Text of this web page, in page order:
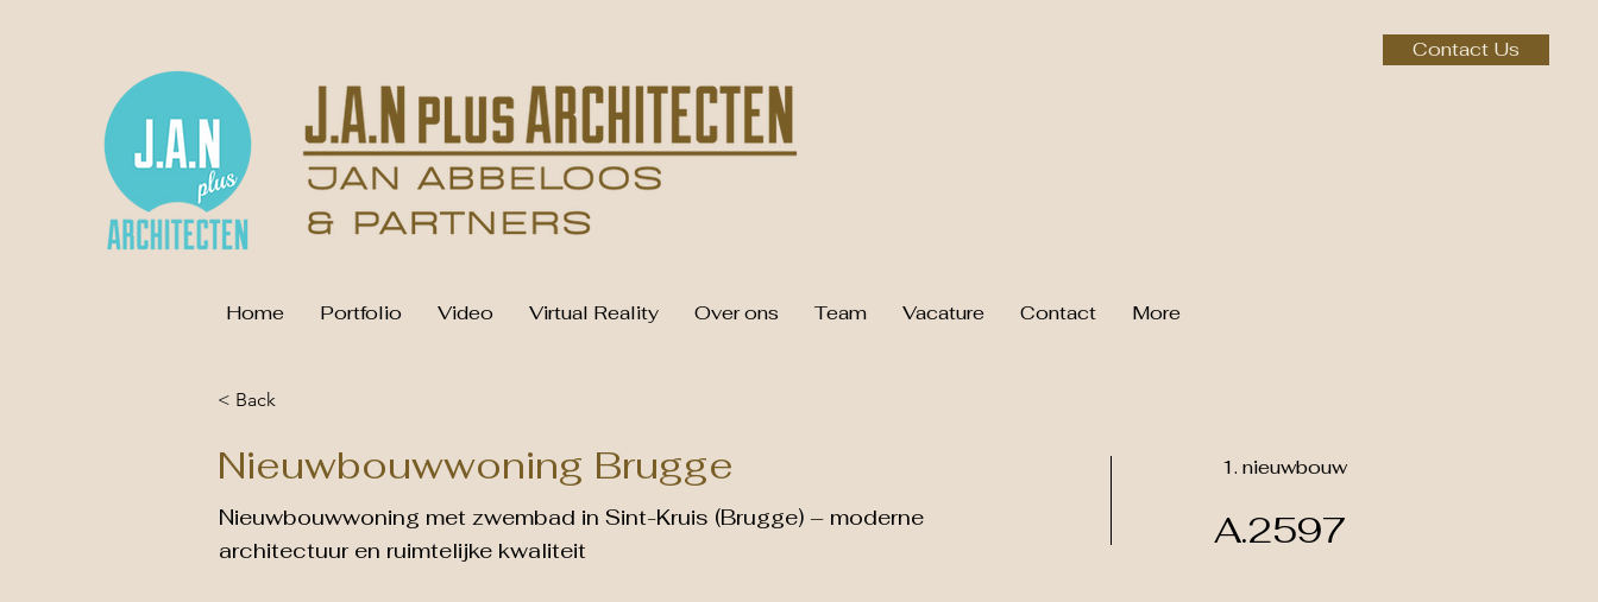
Contact Us
Home Portfolio Video Virtual Reality Over ons Team Vacature Contact More
< Back
Nieuwbouwwoning Brugge
Nieuwbouwwoning met zwembad in Sint-Kruis (Brugge) – moderne
architectuur en ruimtelijke kwaliteit
1. nieuwbouw
A.2597